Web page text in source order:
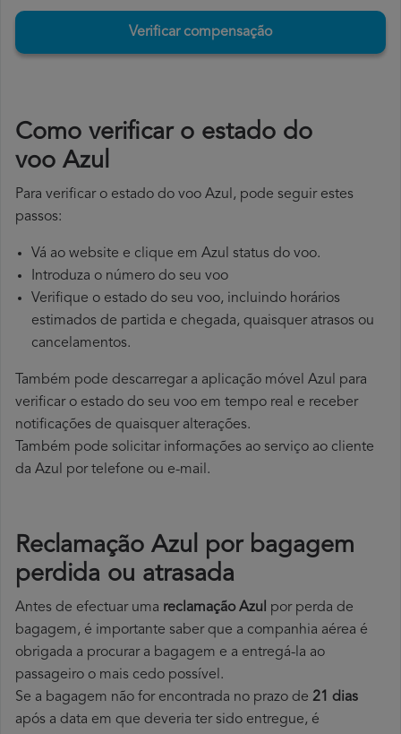
Verificar compensação
​Como verificar o estado do
voo Azul
Para verificar o estado do voo Azul, pode seguir estes
passos:
Vá ao website e clique em Azul status do voo.
Introduza o número do seu voo
Verifique o estado do seu voo, incluindo horários
estimados de partida e chegada, quaisquer atrasos ou
cancelamentos.
Também pode descarregar a aplicação móvel Azul para
verificar o estado do seu voo em tempo real e receber
notificações de quaisquer alterações.
Também pode solicitar informações ao serviço ao cliente
da Azul por telefone ou e-mail.
Reclamação Azul por bagagem
perdida ou atrasada
Antes de efectuar uma reclamação Azul por perda de
bagagem, é importante saber que a companhia aérea é
obrigada a procurar a bagagem e a entregá-la ao
passageiro o mais cedo possível.
Se a bagagem não for encontrada no prazo de 21 dias
após a data em que deveria ter sido entregue, é